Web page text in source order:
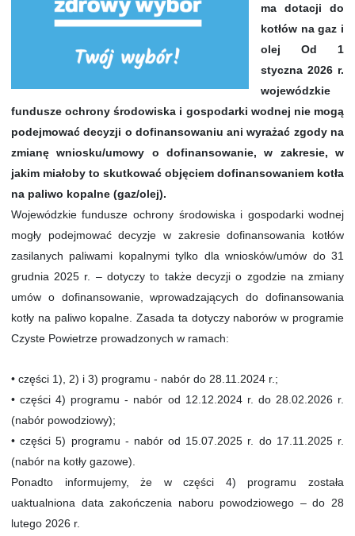
ma dotacji do
kotłów na gaz i
olej Od 1
styczna 2026 r.
wojewódzkie
fundusze ochrony środowiska i gospodarki wodnej nie mogą
podejmować decyzji o dofinansowaniu ani wyrażać zgody na
zmianę wniosku/umowy o dofinansowanie, w zakresie, w
jakim miałoby to skutkować objęciem dofinansowaniem kotła
na paliwo kopalne (gaz/olej).
Wojewódzkie fundusze ochrony środowiska i gospodarki wodnej
mogły podejmować decyzje w zakresie dofinansowania kotłów
zasilanych paliwami kopalnymi tylko dla wniosków/umów do 31
grudnia 2025 r. – dotyczy to także decyzji o zgodzie na zmiany
umów o dofinansowanie, wprowadzających do dofinansowania
kotły na paliwo kopalne. Zasada ta dotyczy naborów w programie
Czyste Powietrze prowadzonych w ramach:
• części 1), 2) i 3) programu - nabór do 28.11.2024 r.;
• części 4) programu - nabór od 12.12.2024 r. do 28.02.2026 r.
(nabór powodziowy);
• części 5) programu - nabór od 15.07.2025 r. do 17.11.2025 r.
(nabór na kotły gazowe).
Ponadto informujemy, że w części 4) programu została
uaktualniona data zakończenia naboru powodziowego – do 28
lutego 2026 r.